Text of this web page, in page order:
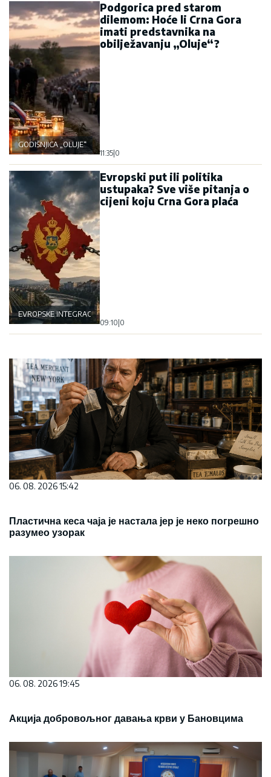
GODIŠNJICA „OLUJE“
Podgorica pred starom
dilemom: Hoće li Crna Gora
imati predstavnika na
obilježavanju „Oluje“?
11:35 0
EVROPSKE INTEGRACIJE
Evropski put ili politika
ustupaka? Sve više pitanja o
cijeni koju Crna Gora plaća
09:10 0
06. 08. 2026 15:42
Пластична кеса чаја је настала јер је неко погрешно
разумео узорак
06. 08. 2026 19:45
Акција добровољног давања крви у Бановцима